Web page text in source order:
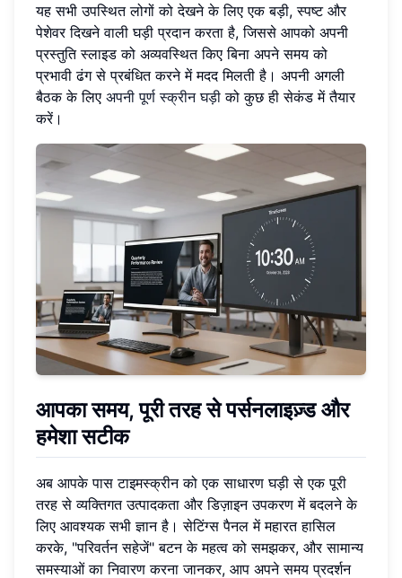
यह सभी उपस्थित लोगों को देखने के लिए एक बड़ी, स्पष्ट और
पेशेवर दिखने वाली घड़ी प्रदान करता है, जिससे आपको अपनी
प्रस्तुति स्लाइड को अव्यवस्थित किए बिना अपने समय को
प्रभावी ढंग से प्रबंधित करने में मदद मिलती है। अपनी अगली
बैठक के लिए अपनी पूर्ण स्क्रीन घड़ी को कुछ ही सेकंड में तैयार
करें।
आपका समय, पूरी तरह से पर्सनलाइज़्ड और
हमेशा सटीक
अब आपके पास टाइमस्क्रीन को एक साधारण घड़ी से एक पूरी
तरह से व्यक्तिगत उत्पादकता और डिज़ाइन उपकरण में बदलने के
लिए आवश्यक सभी ज्ञान है। सेटिंग्स पैनल में महारत हासिल
करके, "परिवर्तन सहेजें" बटन के महत्व को समझकर, और सामान्य
समस्याओं का निवारण करना जानकर, आप अपने समय प्रदर्शन